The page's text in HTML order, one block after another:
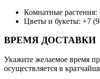
Комнатные растения:
Цветы и букеты: +7
ВРЕМЯ ДОСТАВКИ
Укажите желаемое время
осуществляется в